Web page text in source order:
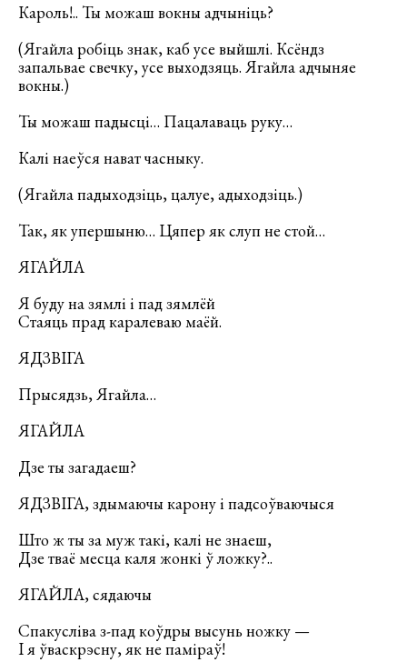
Кароль!.. Ты можаш вокны адчыніць?
(Ягайла робіць знак, каб усе выйшлі. Ксёндз
запальвае свечку, усе выходзяць. Ягайла адчыняе
вокны.)
Ты можаш падысці… Пацалаваць руку…
Калі наеўся нават часныку.
(Ягайла падыходзіць, цалуе, адыходзіць.)
Так, як упершыню… Цяпер як слуп не стой…
ЯГАЙЛА
Я буду на зямлі і пад зямлёй
Стаяць прад каралеваю маёй.
ЯДЗВІГА
Прысядзь, Ягайла…
ЯГАЙЛА
Дзе ты загадаеш?
ЯДЗВІГА, здымаючы карону і падсоўваючыся
Што ж ты за муж такі, калі не знаеш,
Дзе тваё месца каля жонкі ў ложку?..
ЯГАЙЛА, сядаючы
Спакусліва з-пад коўдры высунь ножку —
І я ўваскрэсну, як не паміраў!